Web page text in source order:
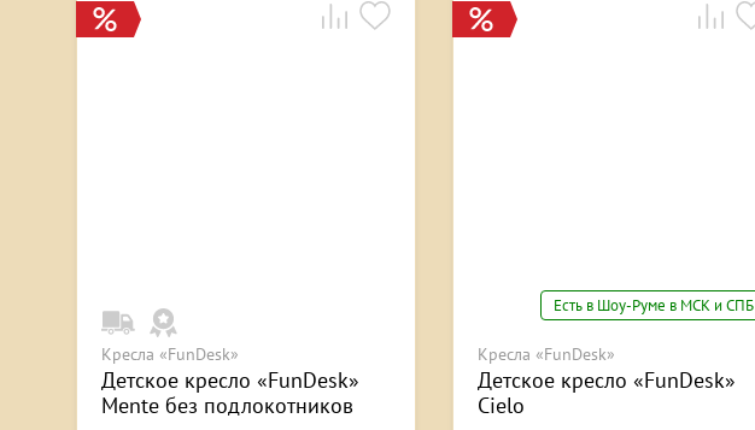
Кресла «FunDesk»
Детское кресло «FunDesk»
Mente без подлокотников
Есть в Шоу-Руме в МСК и СПБ
Кресла «FunDesk»
Детское кресло «FunDesk»
Cielo